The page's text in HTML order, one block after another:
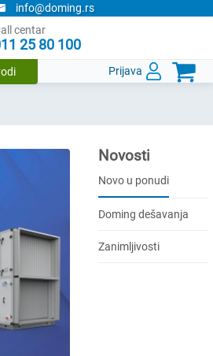
info@doming.rs
centar
25 80 100
Prijava 
Novosti
Novo u ponudi
Doming dešavanja
Zanimljivosti